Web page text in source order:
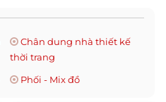
Chân dung nhà thiết kế
thời trang
Phối - Mix đồ